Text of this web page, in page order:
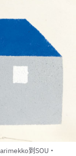
到SOU・